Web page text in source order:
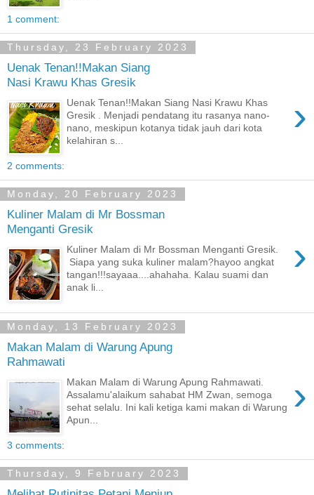
1 comment:
Thursday, 23 February 2023
Uenak Tenan!!Makan Siang
Nasi Krawu Khas Gresik
›
Uenak Tenan!!Makan Siang Nasi Krawu Khas
Gresik . Menjadi pendatang itu rasanya nano-
nano, meskipun kotanya tidak jauh dari kota
kelahiran s...
2 comments:
Monday, 20 February 2023
Kuliner Malam di Mr Bossman
Menganti Gresik
›
Kuliner Malam di Mr Bossman Menganti Gresik.
Siapa yang suka kuliner malam?hayoo angkat
tangan!!!sayaaa....ahahaha. Kalau suami dan
anak li...
Monday, 13 February 2023
Makan Malam di Warung Apung
Rahmawati
›
Makan Malam di Warung Apung Rahmawati.
Assalamu'alaikum sahabat HM Zwan, semoga
sehat selalu. Ini kali ketiga kami makan di Warung
Apun...
3 comments:
Thursday, 9 February 2023